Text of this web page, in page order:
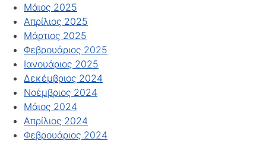
Μάιος 2025
Απρίλιος 2025
Μάρτιος 2025
Φεβρουάριος 2025
Ιανουάριος 2025
Δεκέμβριος 2024
Νοέμβριος 2024
Μάιος 2024
Απρίλιος 2024
Φεβρουάριος 2024